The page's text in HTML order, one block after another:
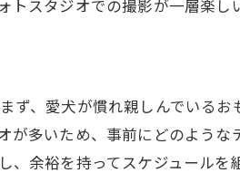
スタジオでの撮影が一層楽し
ず、愛犬が慣れ親しんでいるお
多いため、事前にどのような
、余裕を持ってスケジュールを